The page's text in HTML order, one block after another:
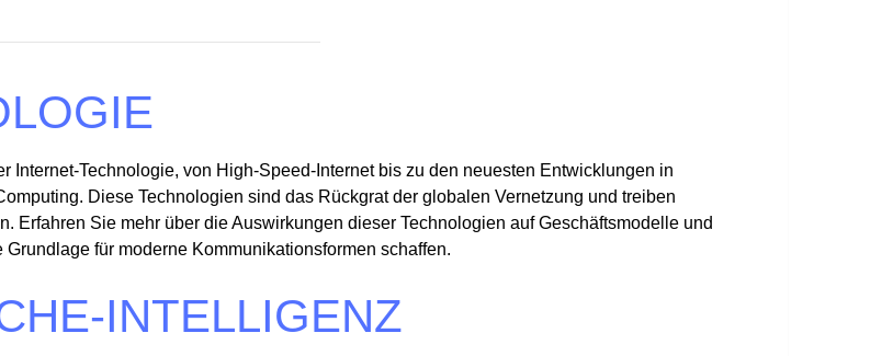
Internet-Technologie, von High-Speed-Internet bis zu den neuesten Entwicklungen in
Diese Technologien sind das Rückgrat der globalen Vernetzung und treiben
Erfahren Sie mehr über die Auswirkungen dieser Technologien auf Geschäftsmodelle und
für moderne Kommunikationsformen schaffen.
INTELLIGENZ